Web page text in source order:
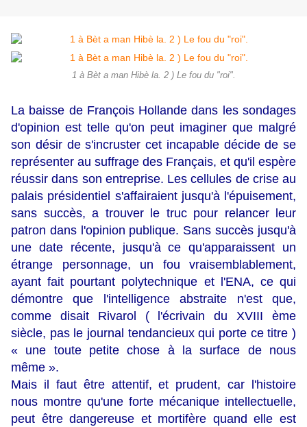
1 à Bèt a man Hibè la. 2 ) Le fou du "roi".
La baisse de François Hollande dans les sondages
d'opinion est telle qu'on peut imaginer que malgré
son désir de s'incruster cet incapable décide de se
représenter au suffrage des Français, et qu'il espère
réussir dans son entreprise. Les cellules de crise au
palais présidentiel s'affairaient jusqu'à l'épuisement,
sans succès, a trouver le truc pour relancer leur
patron dans l'opinion publique. Sans succès jusqu'à
une date récente, jusqu'à ce qu'apparaissent un
étrange personnage, un fou vraisemblablement,
ayant fait pourtant polytechnique et l'ENA, ce qui
démontre que l'intelligence abstraite n'est que,
comme disait Rivarol ( l'écrivain du XVIII ème
siècle, pas le journal tendancieux qui porte ce titre )
« une toute petite chose à la surface de nous
même ».
Mais il faut être attentif, et prudent, car l'histoire
nous montre qu'une forte mécanique intellectuelle,
peut être dangereuse et mortifère quand elle est